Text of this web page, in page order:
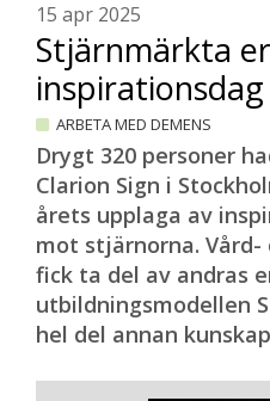
15 apr 2025
Stjärnmärkta
inspirationsdag
ARBETA MED DEMENS
Drygt 320 personer
Clarion Sign i
årets upplaga av
mot stjärnorna. Vård-
fick ta del av andras
utbildningsmodellen
hel del annan